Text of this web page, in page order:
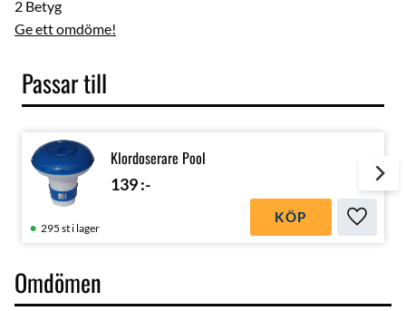
2 Betyg
Ge ett omdöme!
Passar till
Klordoserare Pool
139:-
Lägg
295 st i lager
KÖP
Omdömen